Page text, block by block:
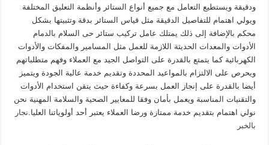
ودقيقة ويستطيع التعامل مع جميع أنواع الستائر وأنظمة التعليق المختلفة
ويولي اهتمام للتفاصيل الدقيقة مثل قياس الستائر بدقة وتثبيتها بشكل
محكم بالإضافة إلى ذلك يمتلك عامل تركيب ستائر حى السلام بالدمام
الأدوات والمعدات الحديثة اللازمة للعمل مثل المسامير والمفكات والأدوات
الكهربائية كما يتمتع بالقدرة على التواصل الجيد مع العملاء وفهم متطلباتهم
ويحرص على الالتزام بالمواعيد المحددة وتقديم خدمة عالية الجودة ويتميز
أيضا بالقدرة على إنجاز العمل بسرعة وكفاءة حيث يتقن استخدام الأدوات
والتقنيات المناسبة ويعمل بأمان وفقا للمعايير الصحية والسلامة المهنية نحن
نولي اهتمام بتقديم خدمة ممتازة ورضا العملاء يعتبر أحد أولوياتنا العليا. نجار
بالخبر